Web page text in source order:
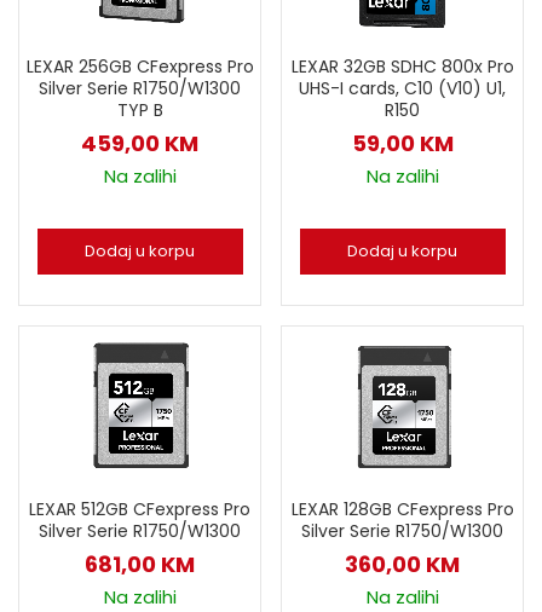
LEXAR 256GB CFexpress Pro
Silver Serie R1750/W1300
TYP B
459,00 KM
Na zalihi
Dodaj u korpu
LEXAR 32GB SDHC 800x Pro
UHS-I cards, C10 (V10) U1,
R150
59,00 KM
Na zalihi
Dodaj u korpu
LEXAR 512GB CFexpress Pro
Silver Serie R1750/W1300
681,00 KM
Na zalihi
LEXAR 128GB CFexpress Pro
Silver Serie R1750/W1300
360,00 KM
Na zalihi